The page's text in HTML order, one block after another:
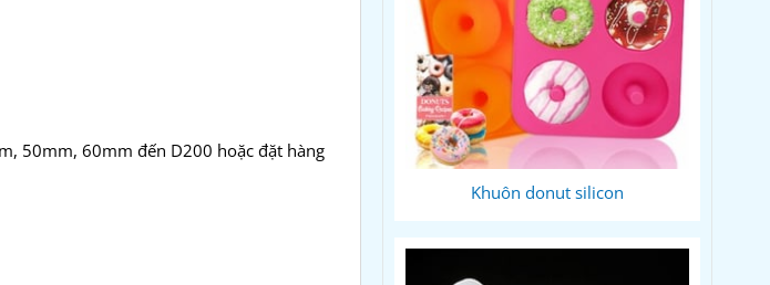
50mm, 60mm đến D200 hoặc đặt hàng
Khuôn donut silicon